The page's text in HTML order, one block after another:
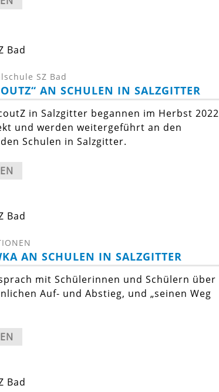
Bad
SZ Bad
AN SCHULEN IN SALZGITTER
in Salzgitter begannen im Herbst 2022
und werden weitergeführt an den
Schulen in Salzgitter.
Bad
AN SCHULEN IN SALZGITTER
mit Schülerinnen und Schülern über
Auf- und Abstieg, und „seinen Weg
Bad